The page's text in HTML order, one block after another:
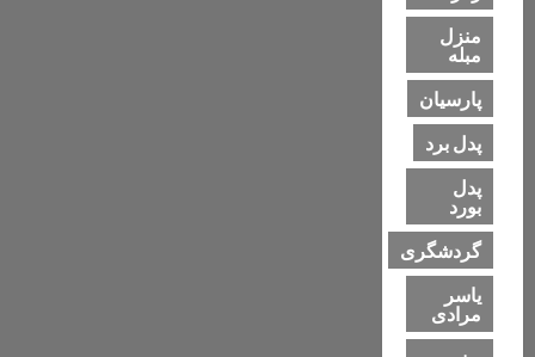
منزل
مبله
پارسیان
پدل برد
پدل
بورد
گردشگری
یاسر
مرادی